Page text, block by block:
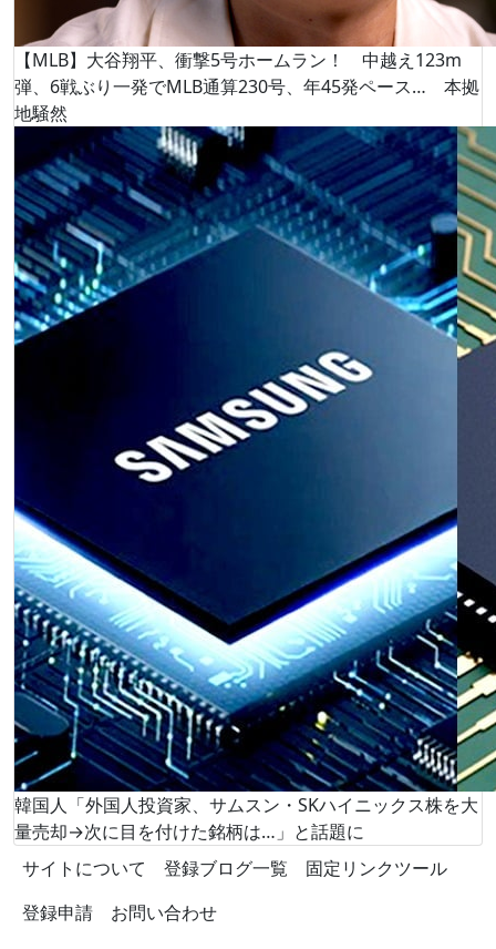
【MLB】大谷翔平、衝撃5号ホームラン！ 中越え123m
弾、6戦ぶり一発でMLB通算230号、年45発ペース… 本拠
地騒然
韓国人「外国人投資家、サムスン・SKハイニックス株を大
量売却→次に目を付けた銘柄は…」と話題に
サイトについて
登録ブログ一覧
固定リンクツール
登録申請
お問い合わせ